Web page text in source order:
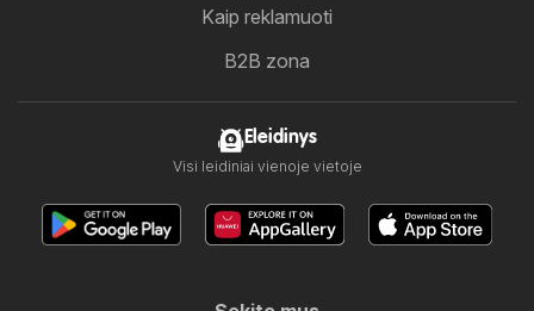
Kaip reklamuoti
B2B zona
Eleidinys
Visi leidiniai vienoje vietoje